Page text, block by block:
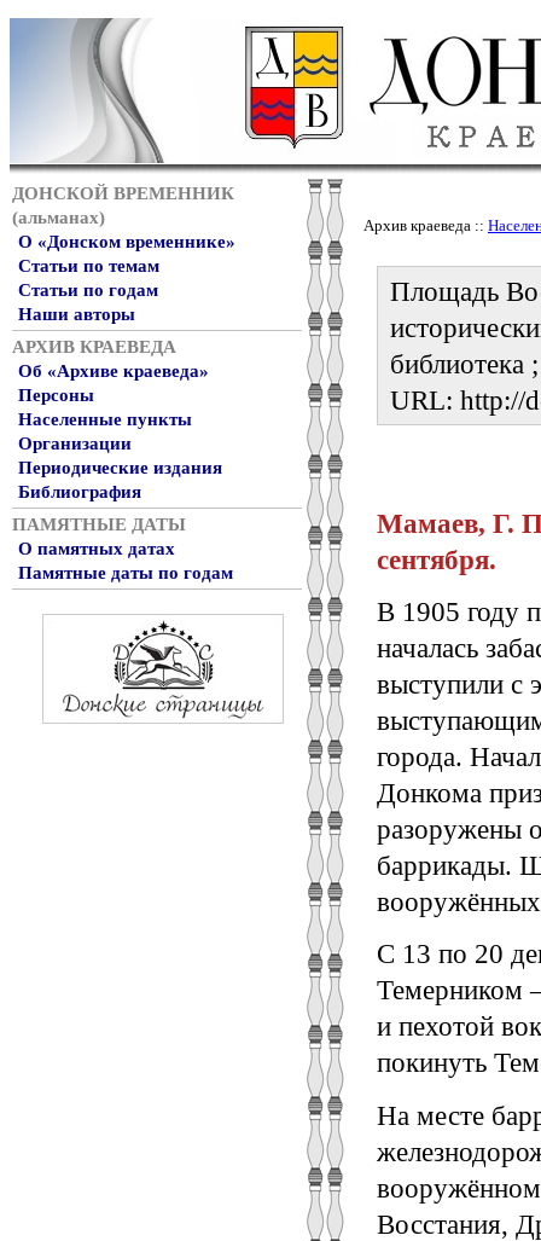
ДОНСКОЙ ВРЕМЕННИК
(альманах)
О «Донском временнике»
Статьи по темам
Статьи по годам
Наши авторы
АРХИВ КРАЕВЕДА
Об «Архиве краеведа»
Персоны
Населенные пункты
Организации
Периодические издания
Библиография
ПАМЯТНЫЕ ДАТЫ
О памятных датах
Памятные даты по годам
Архив краеведа ::
Площадь
URL: http://
Мамаев, Г.
сентября.
В 1905 году
началась
выступили с
города.
Донкома
разоружены
баррикады.
С 13 по 20
Темерником
и пехотой
покинуть
На месте
Восстания,